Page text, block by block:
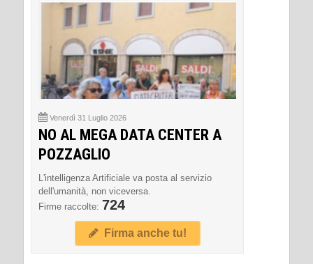
Venerdì 31 Luglio 2026
NO AL MEGA DATA CENTER A
POZZAGLIO
L'intelligenza Artificiale va posta al servizio
dell'umanità, non viceversa.
Firme raccolte: 724
Firma anche tu!